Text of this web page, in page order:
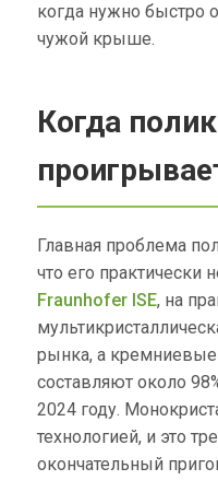
когда нужно быстро
чужой крыше.
Когда
Главная проблема
что его практически
Fraunhofer ISE, на
рынка, а кремниевые
составляют около
2024 году.
технологией, и это
окончательный